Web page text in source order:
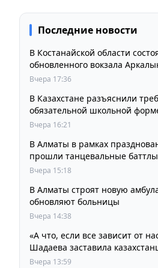
Последние новости
В Костанайской области
обновленного вокзала
Вчера 17:36
В Казахстане разъяснили
обязательной школьной
Вчера 16:21
В Алматы в рамках
прошли танцевальные
Your Style
Вчера 15:18
В Алматы строят новую
обновляют больницы
Вчера 14:38
«А что, если все зависит от
Шадаева заставила
задуматься
Вчера 13:59